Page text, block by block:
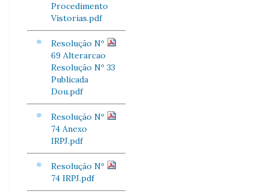
Procedimento
Vistorias.pdf
Resolução Nº
69 Alterarcao
Resolução Nº 33
Publicada
Dou.pdf
Resolução Nº
74 Anexo
IRPJ.pdf
Resolução Nº
74 IRPJ.pdf